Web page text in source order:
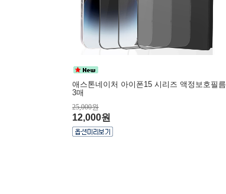
애스톤네이처 아이폰15 시리즈 액정보호필름
3매
25,000원
12,000원